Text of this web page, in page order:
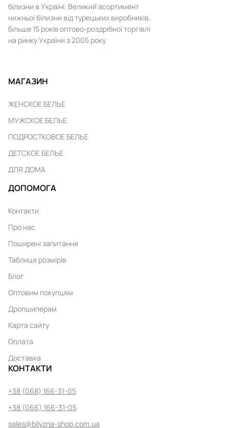
білизни в Україні. Великий асортимент
нижньої білизни від турецьких виробників.
Більше 15 років оптово-роздрібної торгівлі
на ринку України з 2005 року.
МАГАЗИН
ЖЕНСКОЕ БЕЛЬЕ
МУЖСКОЕ БЕЛЬЕ
ПОДРОСТКОВОЕ БЕЛЬЕ
ДЕТСКОЕ БЕЛЬЕ
ДЛЯ ДОМА
ДОПОМОГА
Контакти
Про нас
Поширені запитання
Таблиця розмірів
Блог
Оптовим покупцям
Дропшиперам
Карта сайту
Оплата
Доставка
КОНТАКТИ
+38 (068) 166-31-05
+38 (066) 166-31-05
sales@bilyzna-shop.com.ua